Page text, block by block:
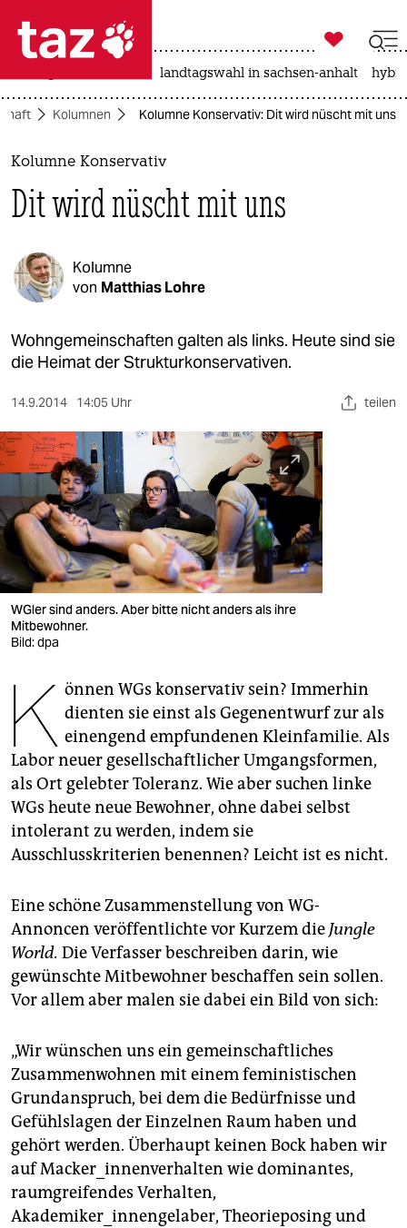
 taz zahl ich
taz zahl ich
themen
politik
öko
gesellschaft
kultur
sport
berlin
nord
wahrheit
verlag
verlag
veranstaltungen
shop
unterstützen
abo
genossenschaft
epaper login

taz zahl ich
landtagswahl in sachsen-anhalt
Kolumnen Kolumne Konservativ: Dit wird nüscht mit uns
Kolumne Konservativ
Dit wird nüscht mit uns
Kolumne
von Matthias Lohre
Wohngemeinschaften galten als links. Heute sind sie
die Heimat der Strukturkonservativen.
14.9.2014 14:05 Uhr teilen
WGler sind anders. Aber bitte nicht anders als ihre
Mitbewohner.
Bild: dpa
K önnen WGs konservativ sein? Immerhin
dienten sie einst als Gegenentwurf zur als
einengend empfundenen Kleinfamilie. Als
Labor neuer gesellschaftlicher Umgangsformen,
als Ort gelebter Toleranz. Wie aber suchen linke
WGs heute neue Bewohner, ohne dabei selbst
intolerant zu werden, indem sie
Ausschlusskriterien benennen? Leicht ist es nicht.
Eine schöne Zusammenstellung von WG-
Annoncen veröffentlichte vor Kurzem die Jungle
World. Die Verfasser beschreiben darin, wie
gewünschte Mitbewohner beschaffen sein sollen.
Vor allem aber malen sie dabei ein Bild von sich:
„Wir wünschen uns ein gemeinschaftliches
Zusammenwohnen mit einem feministischen
Grundanspruch, bei dem die Bedürfnisse und
Gefühlslagen der Einzelnen Raum haben und
gehört werden. Überhaupt keinen Bock haben wir
auf Macker_innenverhalten wie dominantes,
raumgreifendes Verhalten,
Akademiker_innengelaber, Theorieposing und